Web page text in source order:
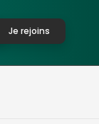
Je rejoins